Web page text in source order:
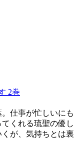
2巻
仕事が忙しいにも
くれる琉聖の優し
が、気持ちとは裏